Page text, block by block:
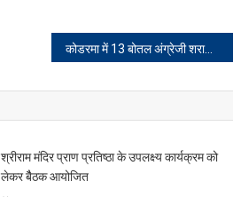
कोडरमा में 13 बोतल अंग्रेजी शराब के साथ दो अभियुक्त गिरफ्तार
श्रीराम मंदिर प्राण प्रतिष्ठा के उपलक्ष्य कार्यक्रम को
लेकर बैैठक आयोजित